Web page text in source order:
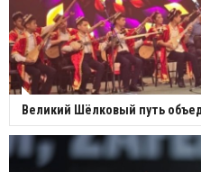
Великий Шёлковый путь